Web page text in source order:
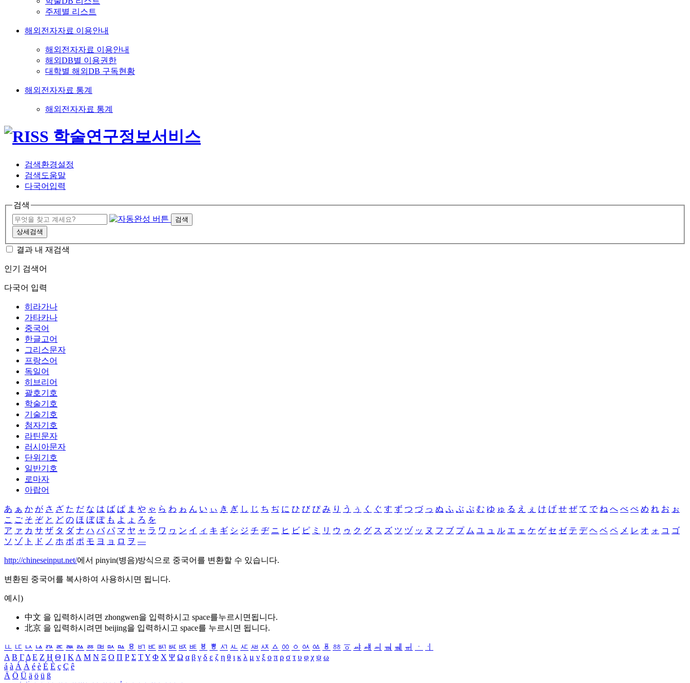
주제별 리스트
해외전자자료 이용안내
해외전자자료 이용안내
해외DB별 이용권한
대학별 해외DB 구독현황
해외전자자료 통계
해외전자자료 통계
검색환경설정
검색도움말
다국어입력
검색
검색
상세검색
결과 내 재검색
인기 검색어
다국어 입력
히라가나
가타카나
중국어
한글고어
그리스문자
프랑스어
독일어
히브리어
괄호기호
학술기호
기술기호
첨자기호
라틴문자
러시아문자
단위기호
일반기호
로마자
아랍어
あ ぁ か が さ ざ た だ な は ば ぱ ま や ゃ ら わ ゎ ん い ぃ き ぎ し じ ち ぢ に ひ び ぴ み り う ぅ く ぐ す ず つ づ っ ぬ ふ ぶ ぷ む ゆ ゅ る え ぇ け げ せ ぜ て で ね へ べ ぺ め れ お ぉ
こ ご そ ぞ と ど の ほ ぼ ぽ も よ ょ ろ を
ア ァ カ サ ザ タ ダ ナ ハ バ パ マ ヤ ャ ラ ワ ヮ ン イ ィ キ ギ シ ジ チ ヂ ニ ヒ ビ ピ ミ リ ウ ゥ ク グ ス ズ ツ ヅ ッ ヌ フ ブ プ ム ユ ュ ル エ ェ ケ ゲ セ ゼ テ デ ヘ ベ ペ メ レ オ ォ コ ゴ
ソ ゾ ト ド ノ ホ ボ ポ モ ヨ ョ ロ ヲ ―
http://chineseinput.net/에서 pinyin(병음)방식으로 중국어를 변환할 수 있습니다.
변환된 중국어를 복사하여 사용하시면 됩니다.
예시)
中文 을 입력하시려면 zhongwen을 입력하시고 space를누르시면됩니다.
北京 을 입력하시려면 beijing을 입력하시고 space를 누르시면 됩니다.
ㅥ ㅦ ㅧ ㅨ ㅩ ㅪ ㅫ ㅬ ㅭ ㅮ ㅯ ㅰ ㅱ ㅲ ㅳ ㅴ ㅵ ㅶ ㅷ ㅸ ㅹ ㅺ ㅻ ㅼ ㅽ ㅾ ㅿ ㆀ ㆁ ㆂ ㆃ ㆄ ㆅ ㆆ ㆇ ㆈ ㆉ ㆊ ㆋ ㆌ ㆍ
ㆎ
Α Β ΓΔ Ε Ζ Η Θ Ι ΚΛ Μ Ν Ξ Ο Π Ρ Σ ΤΥ Φ Χ Ψ Ω α β γ δ ε ζ η θ ι κ λ μ ν ξ ο π ρ σ τ υ φ χ ψ ω
á à Á À é è É È ç Ç ê
Ä Ö Ü ä ö ü ß